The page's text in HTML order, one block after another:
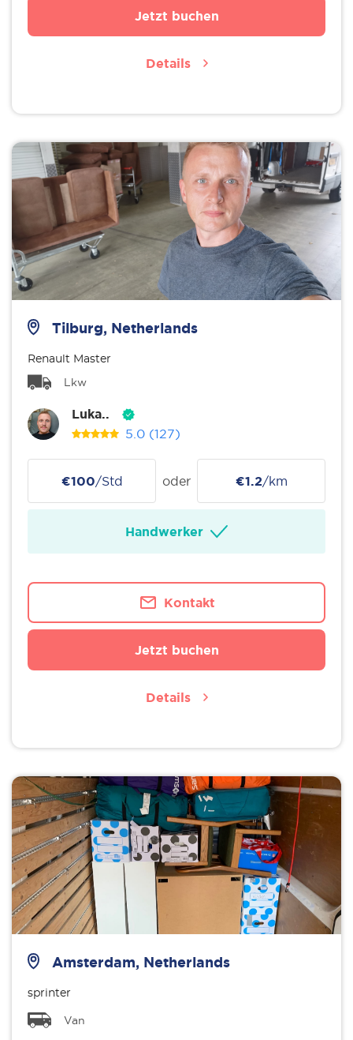
Jetzt buchen
Details
Tilburg, Netherlands
Renault Master
Lkw
Luka..
5.0 (127)
€100/Std oder €1.2/km
Handwerker
Kontakt
Jetzt buchen
Details
Amsterdam, Netherlands
sprinter
Van